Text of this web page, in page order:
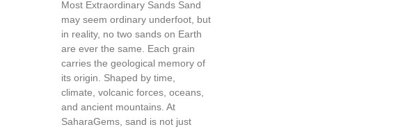
Most Extraordinary Sands Sand
may seem ordinary underfoot, but
in reality, no two sands on Earth
are ever the same. Each grain
carries the geological memory of
its origin. Shaped by time,
climate, volcanic forces, oceans,
and ancient mountains. At
SaharaGems, sand is not just